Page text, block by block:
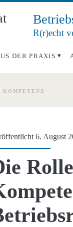
R(r)echt
DER PRAXIS
KOMPETENZ
6. August